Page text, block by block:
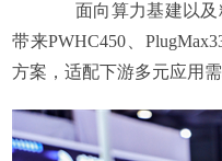
面向算力基建以
带来PWHC450、
方案，适配下游多元应用需